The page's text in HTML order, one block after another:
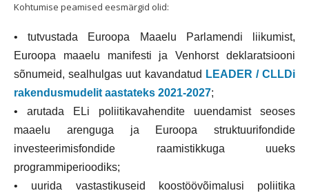
Kohtumise peamised eesmärgid olid:
• tutvustada Euroopa Maaelu Parlamendi liikumist,
Euroopa maaelu manifesti ja Venhorst deklaratsiooni
sõnumeid, sealhulgas uut kavandatud LEADER / CLLDi
rakendusmudelit aastateks 2021-2027;
• arutada ELi poliitikavahendite uuendamist seoses
maaelu arenguga ja Euroopa struktuurifondide
investeerimisfondide raamistikkuga uueks
programmiperioodiks;
• uurida vastastikuseid koostöövõimalusi poliitika